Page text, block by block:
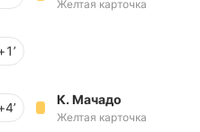
Желтая карточка
К. Мачадо
Желтая карточка